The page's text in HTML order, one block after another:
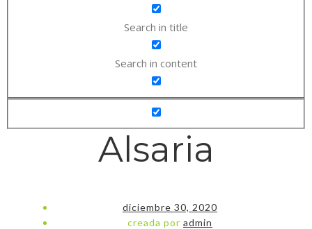
Search in title
Search in content
Alsaria
diciembre 30, 2020
creada por admin